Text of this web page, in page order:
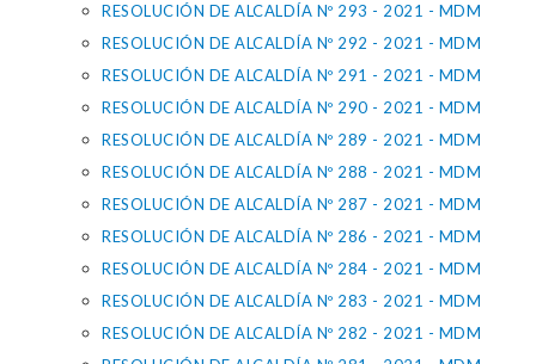
RESOLUCIÓN DE ALCALDÍA Nº 293 - 2021 - MDM
RESOLUCIÓN DE ALCALDÍA Nº 292 - 2021 - MDM
RESOLUCIÓN DE ALCALDÍA Nº 291 - 2021 - MDM
RESOLUCIÓN DE ALCALDÍA Nº 290 - 2021 - MDM
RESOLUCIÓN DE ALCALDÍA Nº 289 - 2021 - MDM
RESOLUCIÓN DE ALCALDÍA Nº 288 - 2021 - MDM
RESOLUCIÓN DE ALCALDÍA Nº 287 - 2021 - MDM
RESOLUCIÓN DE ALCALDÍA Nº 286 - 2021 - MDM
RESOLUCIÓN DE ALCALDÍA Nº 284 - 2021 - MDM
RESOLUCIÓN DE ALCALDÍA Nº 283 - 2021 - MDM
RESOLUCIÓN DE ALCALDÍA Nº 282 - 2021 - MDM